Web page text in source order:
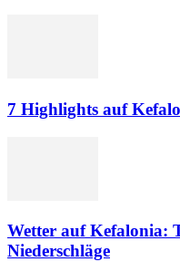
7 Highlights auf
Wetter auf Kefalonia:
Niederschläge